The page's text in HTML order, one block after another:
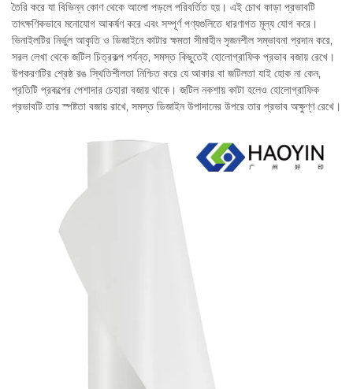
তৈরি করে যা বিভিন্ন কোণ থেকে আলো পড়লে পরিবর্তিত হয়। এই চোখ কাড়া প্রভাবটি
তাৎক্ষণিকভাবে মনোযোগ আকর্ষণ করে এবং সম্পূর্ণ পণ্যগুলিতে ধারণাগত মূল্য যোগ করে।
ভিনাইলটির নির্ভুল আকৃতি ও ডিজাইনে কাটার ক্ষমতা সীমাহীন সৃজনশীল সম্ভাবনা প্রদান করে,
সরল লেখা থেকে জটিল চিত্রকল্প পর্যন্ত, সমস্ত কিছুতেই হোলোগ্রাফিক প্রভাব বজায় রেখে।
উপকরণটির শ্রেষ্ঠ রঙ স্থিতিশীলতা নিশ্চিত করে যে আকার বা জটিলতা যাই হোক না কেন,
প্রতিটি প্রকল্পের পেশাদার চেহারা বজায় থাকে। জটিল নকশায় কাটা হলেও হোলোগ্রাফিক
প্রভাবটি তার স্পষ্টতা বজায় রাখে, সমস্ত ডিজাইন উপাদানের উপরে তার প্রভাব অক্ষুণ্ণ রেখে।